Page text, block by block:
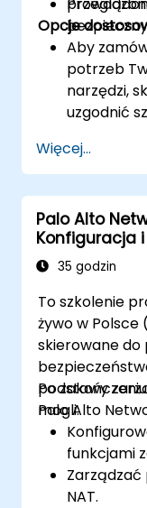
Opcje
Aby
potrzeb
narzędzi,
uzgodnić
Więcej...
Palo Alto
Konfiguracja
35 godzin
To szkolenie
żywo w Polsce
skierowane do
podstawy
Palo Alto
Po
mogli:
funkcjami
NAT.